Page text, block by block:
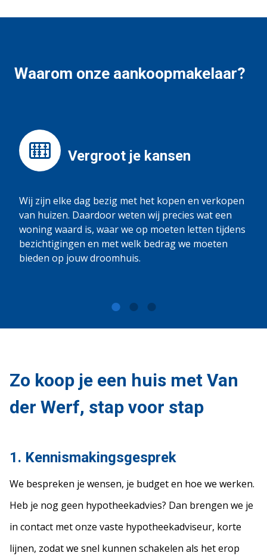
Waarom onze aankoopmakelaar?
Vergroot je kansen
Wij zijn elke dag bezig met het kopen en verkopen
van huizen. Daardoor weten wij precies wat een
woning waard is, waar we op moeten letten tijdens
bezichtigingen en met welk bedrag we moeten
bieden op jouw droomhuis.
Zo koop je een huis met Van
der Werf, stap voor stap
1. Kennismakingsgesprek
We bespreken je wensen, je budget en hoe we werken.
Heb je nog geen hypotheekadvies? Dan brengen we je
in contact met onze vaste hypotheekadviseur, korte
lijnen, zodat we snel kunnen schakelen als het erop